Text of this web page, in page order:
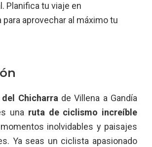
Planifica tu viaje en
aprovechar al máximo tu
Chicharrade Villena a Gandía
una ruta de ciclismo increíble
inolvidables y paisajes
Ya seas un ciclista apasionado